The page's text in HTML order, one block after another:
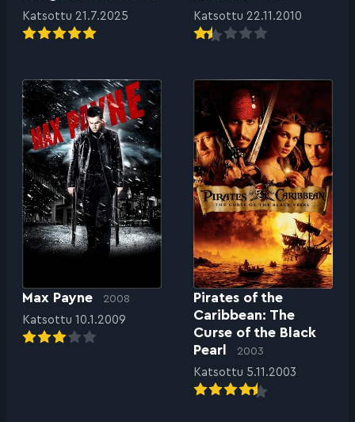
Katsottu 21.7.2025 Katsottu 22.11.2010
Max Payne 2008
Katsottu 10.1.2009
Pirates of the
Caribbean: The
Curse of the Black
Pearl
2003
Katsottu 5.11.2003